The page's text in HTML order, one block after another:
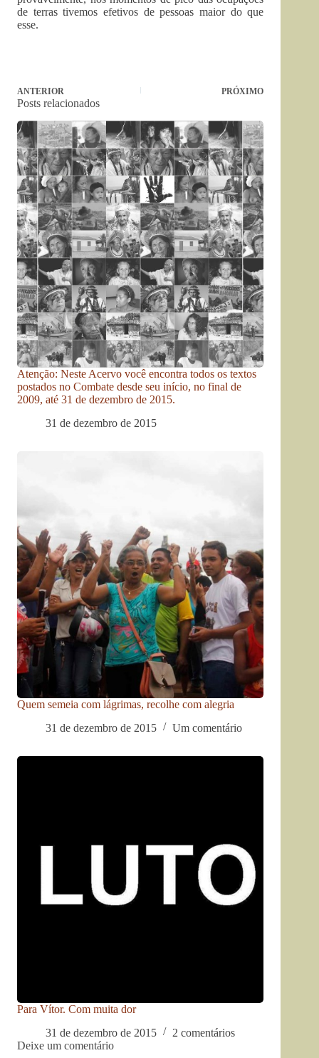
de terras tivemos efetivos de pessoas maior do que
esse.
ANTERIOR PRÓXIMO
Posts relacionados
Atenção: Neste Acervo você encontra todos os textos
postados no Combate desde seu início, no final de
2009, até 31 de dezembro de 2015.
31 de dezembro de 2015
Quem semeia com lágrimas, recolhe com alegria
31 de dezembro de 2015
Um comentário
Para Vítor. Com muita dor
31 de dezembro de 2015
2 comentários
Deixe um comentário